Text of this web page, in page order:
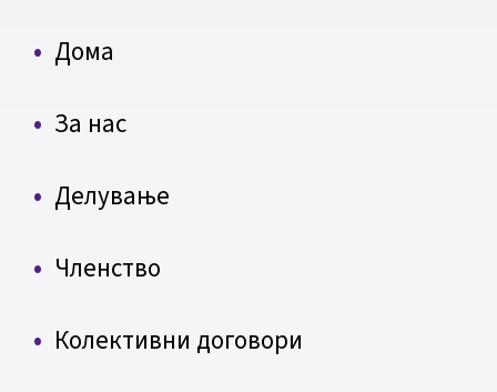
Дома
За нас
Делување
Членство
Колективни договори